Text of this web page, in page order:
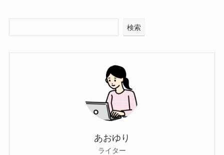
検索
あおゆり
ライター